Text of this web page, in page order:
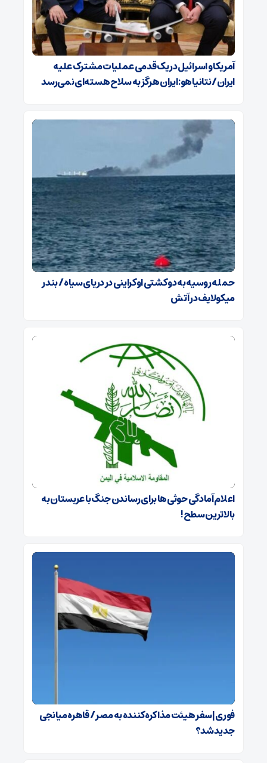
آمریکا و اسرائیل در یک قدمی عملیات مشترک علیه
ایران/ نتانیاهو: ایران هرگز به سلاح هسته‌ای نمی‌رسد
حمله روسیه به دو کشتی اوکراینی در دریای سیاه / بندر
میکولایف در آتش
اعلام آمادگی حوثی‌ها برای رساندن جنگ با عربستان به
بالاترین سطح!
فوری | سفر هیئت مذاکره‌کننده به مصر / قاهره میانجی
جدید شد؟